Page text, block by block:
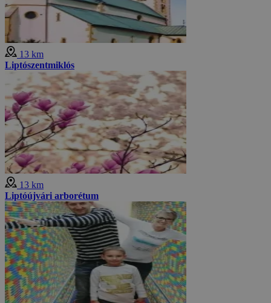
13 km
Liptószentmiklós
13 km
Liptóújvári arborétum